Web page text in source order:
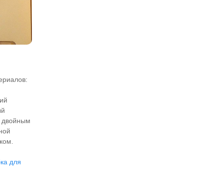
двойным
для